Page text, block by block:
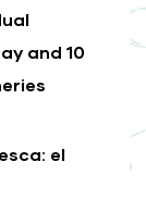
and 10
el